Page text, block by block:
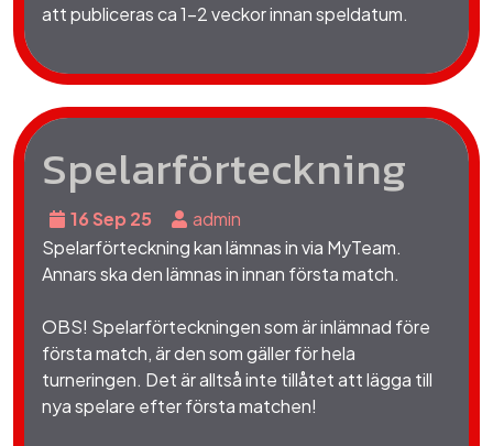
att publiceras ca 1-2 veckor innan speldatum.
Spelarförteckning
16 Sep 25
admin
Spelarförteckning kan lämnas in via MyTeam.
Annars ska den lämnas in innan första match.
OBS! Spelarförteckningen som är inlämnad före
första match, är den som gäller för hela
turneringen. Det är alltså inte tillåtet att lägga till
nya spelare efter första matchen!